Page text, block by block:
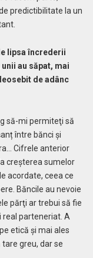
predictibilitate la un
lipsa încrederii
au săpat, mai
de adânc
să-mi permiteţi să
între bănci şi
Cifrele anterior
creşterea sumelor
acordate, ceea ce
Băncile au nevoie
părţi ar trebui să fie
real parteneriat. A
etică şi mai ales
greu, dar se